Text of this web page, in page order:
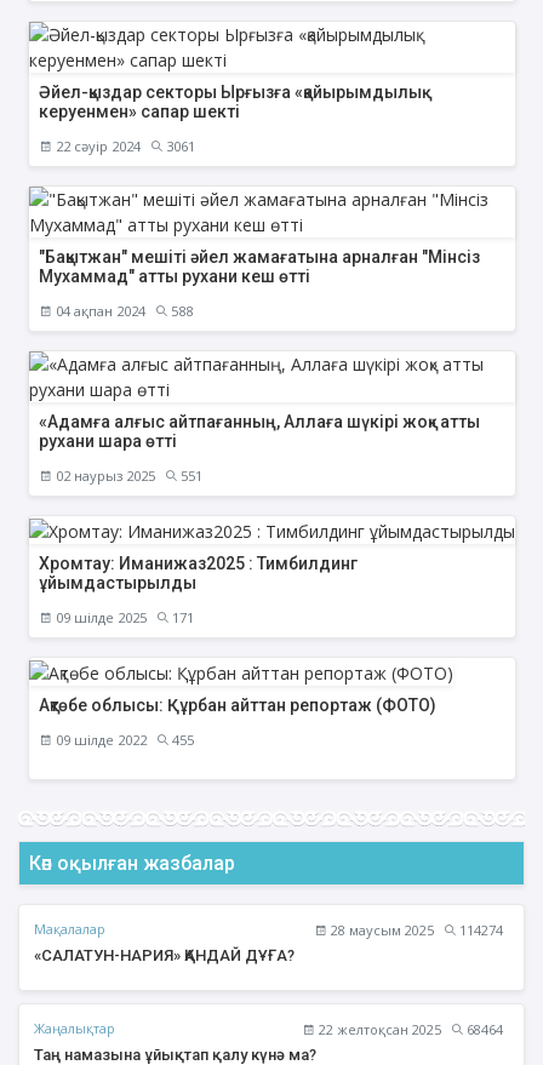
Әйел-қыздар секторы Ырғызға «қайырымдылық
керуенмен» сапар шекті
22 сәуір 2024 3061
"Бақытжан" мешіті әйел жамағатына арналған "Мінсіз
Мухаммад" атты рухани кеш өтті
04 ақпан 2024 588
«Адамға алғыс айтпағанның, Аллаға шүкірі жоқ» атты
рухани шара өтті
02 наурыз 2025 551
Хромтау: Иманижаз2025 : Тимбилдинг
ұйымдастырылды
09 шілде 2025 171
Ақтөбе облысы: Құрбан айттан репортаж (ФОТО)
09 шілде 2022 455
Көп оқылған жазбалар
Мақалалар 28 маусым 2025
114274
«САЛАТУН-НАРИЯ» ҚАНДАЙ ДҰҒА?
Жаңалықтар 22 желтоқсан 2025
68464
Таң намазына ұйықтап қалу күнә ма?